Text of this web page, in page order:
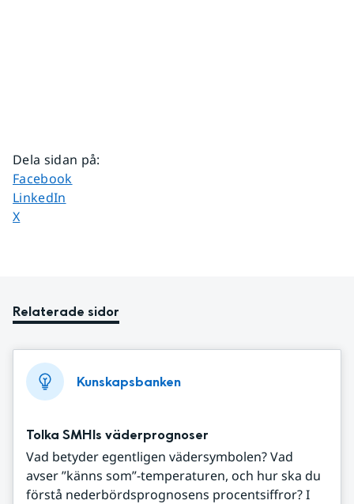
Dela sidan på:
Dela sidan på
Facebook
Dela sidan på
LinkedIn
Dela sidan på
X
Relaterade sidor
Kunskapsbanken
Tolka SMHIs väderprognoser
Vad betyder egentligen vädersymbolen? Vad
avser ”känns som”-temperaturen, och hur ska du
förstå nederbördsprognosens procentsiffror? I